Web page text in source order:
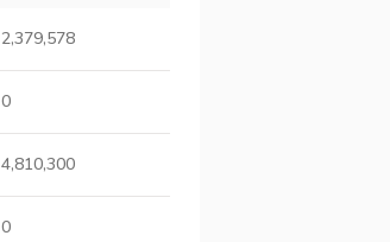
2,379,578
0
4,810,300
0